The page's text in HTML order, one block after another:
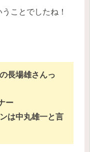
ことでしたね！
長場雄さんっ
ー
は中丸雄一と言